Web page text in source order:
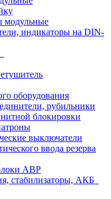
модульные
индикаторы на DIN-
оборудования
рубильники
блокировки
выключатели
ввода резерва
АВР
стабилизаторы, АКБ